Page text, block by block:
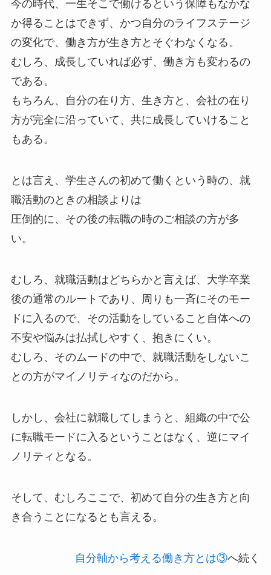
今の時代、一生そこで働けるという保障もなかな
か得ることはできず、かつ自分のライフステージ
の変化で、働き方が生き方とそぐわなくなる。
むしろ、成長していれば必ず、働き方も変わるの
である。
もちろん、自分の在り方、生き方と、会社の在り
方が完全に沿っていて、共に成長していけること
もある。
とは言え、学生さんの初めて働くという時の、就
職活動のときの相談よりは
圧倒的に、その後の転職の時のご相談の方が多
い。
むしろ、就職活動はどちらかと言えば、大学卒業
後の通常のルートであり、周りも一斉にそのモー
ドに入るので、その活動をしていること自体への
不安や悩みは払拭しやすく、抱きにくい。
むしろ、そのムードの中で、就職活動をしないこ
との方がマイノリティなのだから。
しかし、会社に就職してしまうと、組織の中で公
に転職モードに入るということはなく、逆にマイ
ノリティとなる。
そして、むしろここで、初めて自分の生き方と向
き合うことになるとも言える。
自分軸から考える働き方とは③へ続く